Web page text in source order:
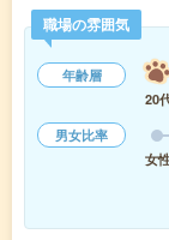
職場の雰囲気
年齢層
20
男女比率
女